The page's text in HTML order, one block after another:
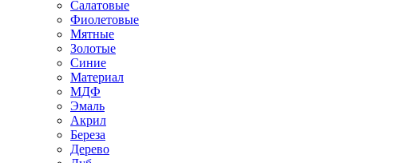
Салатовые
Фиолетовые
Мятные
Золотые
Синие
Материал
МДФ
Эмаль
Акрил
Береза
Дерево